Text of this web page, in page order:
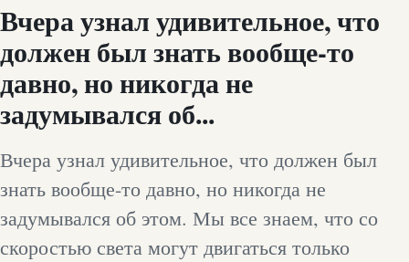
Вчера узнал удивительное, что
должен был знать вообще-то
давно, но никогда не
задумывался об...
Вчера узнал удивительное, что должен был
знать вообще-то давно, но никогда не
задумывался об этом. Мы все знаем, что со
скоростью света могут двигаться только